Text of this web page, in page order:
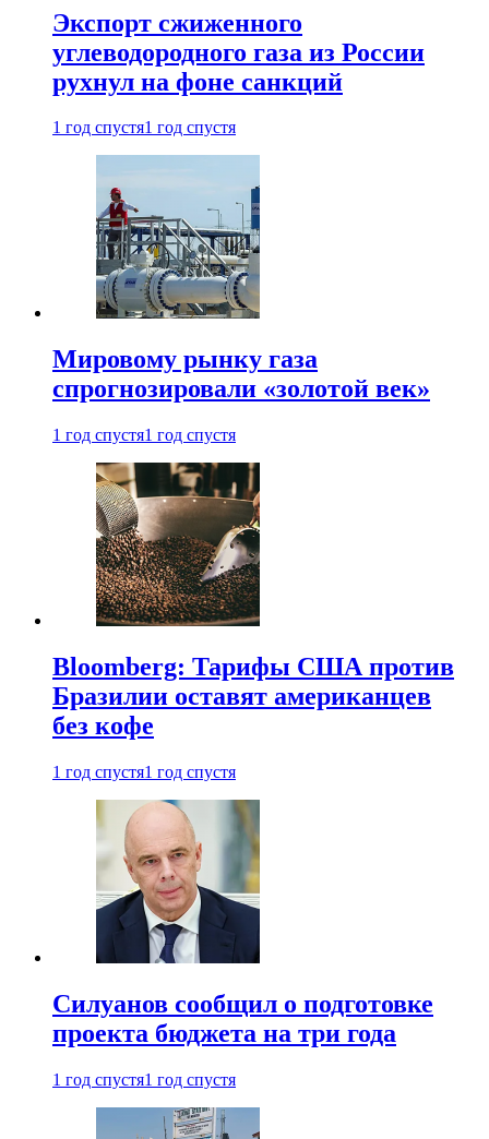
Экспорт сжиженного
углеводородного газа из России
рухнул на фоне санкций
1 год спустя1 год спустя
Мировому рынку газа
спрогнозировали «золотой век»
1 год спустя1 год спустя
Bloomberg: Тарифы США против
Бразилии оставят американцев
без кофе
1 год спустя1 год спустя
Силуанов сообщил о подготовке
проекта бюджета на три года
1 год спустя1 год спустя